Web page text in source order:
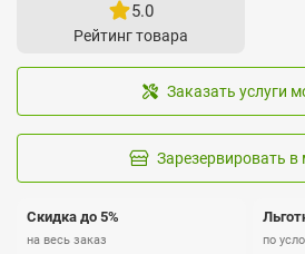
5.0
Рейтинг товара
Заказать услуги
Зарезервировать в
Скидка до 5%
на весь заказ по